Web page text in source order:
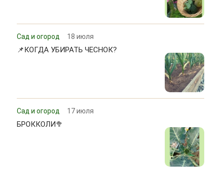
Сад и огород 18 июля
📌КОГДА УБИРАТЬ ЧЕСНОК?
Сад и огород 17 июля
БРОККОЛИ🥦